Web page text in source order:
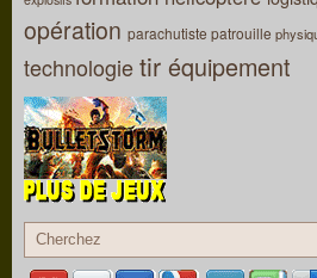
opération parachutiste patrouille
technologietir équipement